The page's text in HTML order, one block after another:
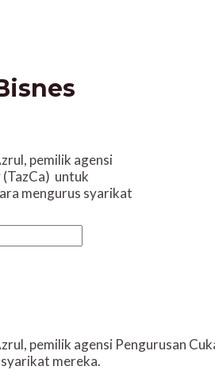
pemilik agensi
(TazCa) untuk
mengurus syarikat
pemilik agensi Pengurusan
mereka.